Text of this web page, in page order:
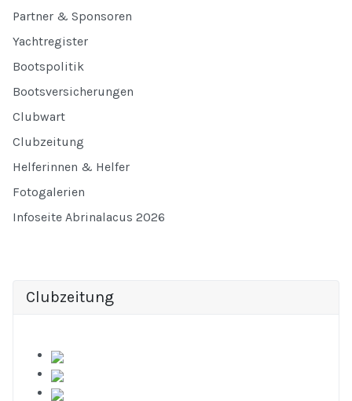
Partner & Sponsoren
Yachtregister
Bootspolitik
Bootsversicherungen
Clubwart
Clubzeitung
Helferinnen & Helfer
Fotogalerien
Infoseite Abrinalacus 2026
Clubzeitung